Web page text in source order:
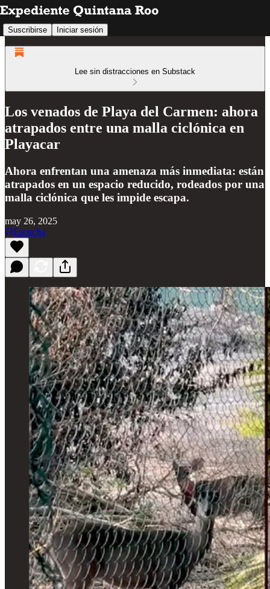
Suscribirse Iniciar sesión
Lee sin distracciones en Substack
Los venados de Playa del Carmen: ahora
atrapados entre una malla ciclónica en
Playacar
Ahora enfrentan una amenaza más inmediata: están
atrapados en un espacio reducido, rodeados por una
malla ciclónica que les impide escapa.
may 26, 2025
Escucha